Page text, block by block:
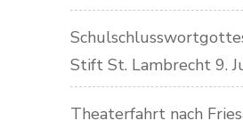
Stift St. Lambrecht 9.
Theaterfahrt nach